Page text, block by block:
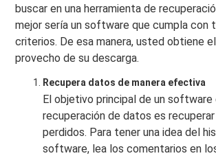
buscar en una herramienta de
mejor sería un software que cumpla con
criterios. De esa manera, usted obtiene
provecho de su descarga.
Recupera datos de manera efectiva
El objetivo principal de un software
recuperación de datos es
perdidos. Para tener una idea del
software, lea los comentarios en